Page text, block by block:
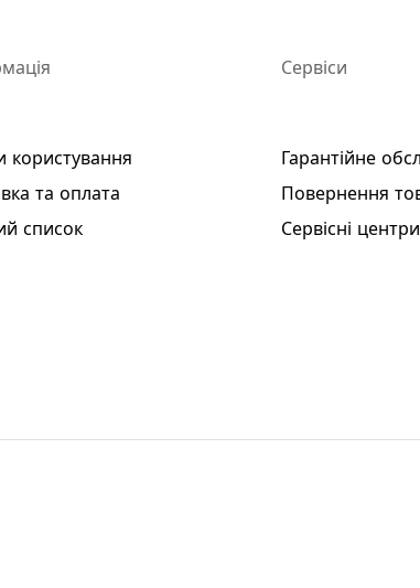
користування
та оплата
список
Сервіси
Гарантійне
Повернення
Сервісні центри